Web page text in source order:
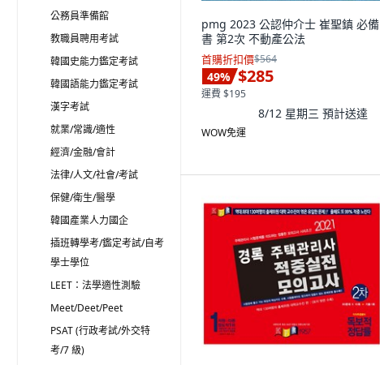
公務員準備館
教職員聘用考試
韓國史能力鑑定考試
韓國語能力鑑定考試
漢字考試
就業/常識/適性
經濟/金融/會計
法律/人文/社會/考試
保健/衛生/醫學
韓國產業人力國企
插班轉學考/鑑定考試/自考
學士學位
LEET：法學適性測驗
Meet/Deet/Peet
PSAT (行政考試/外交特
考/7 級)
pmg 2023 公認仲介士 崔聖鎮 必備
書 第2次 不動產公法
首購折扣價$564
49% $285
運費 $195
8/12 星期三 預計送達
WOW免運